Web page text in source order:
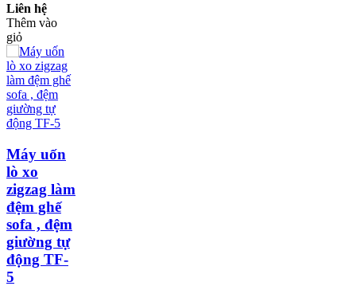
Liên hệ
Thêm vào
giỏ
Máy uốn
lò xo
zigzag làm
đệm ghế
sofa , đệm
giường tự
động TF-
5